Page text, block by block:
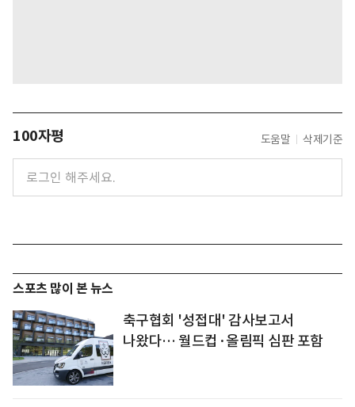
100자평 도움말 삭제기준
스포츠 많이 본 뉴스
축구협회 '성접대' 감사보고서
나왔다… 월드컵·올림픽 심판 포함